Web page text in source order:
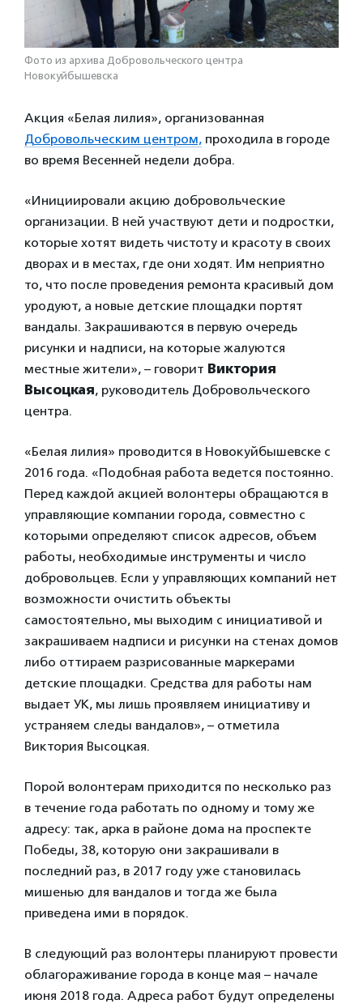
Фото из архива Добровольческого центра
Новокуйбышевска
Акция «Белая лилия», организованная
Добровольческим центром, проходила в городе
во время Весенней недели добра.
«Инициировали акцию добровольческие
организации. В ней участвуют дети и подростки,
которые хотят видеть чистоту и красоту в своих
дворах и в местах, где они ходят. Им неприятно
то, что после проведения ремонта красивый дом
уродуют, а новые детские площадки портят
вандалы. Закрашиваются в первую очередь
рисунки и надписи, на которые жалуются
местные жители», – говорит Виктория
Высоцкая, руководитель Добровольческого
центра.
«Белая лилия» проводится в Новокуйбышевске с
2016 года. «Подобная работа ведется постоянно.
Перед каждой акцией волонтеры обращаются в
управляющие компании города, совместно с
которыми определяют список адресов, объем
работы, необходимые инструменты и число
добровольцев. Если у управляющих компаний нет
возможности очистить объекты
самостоятельно, мы выходим с инициативой и
закрашиваем надписи и рисунки на стенах домов
либо оттираем разрисованные маркерами
детские площадки. Средства для работы нам
выдает УК, мы лишь проявляем инициативу и
устраняем следы вандалов», – отметила
Виктория Высоцкая.
Порой волонтерам приходится по несколько раз
в течение года работать по одному и тому же
адресу: так, арка в районе дома на проспекте
Победы, 38, которую они закрашивали в
последний раз, в 2017 году уже становилась
мишенью для вандалов и тогда же была
приведена ими в порядок.
В следующий раз волонтеры планируют провести
облагораживание города в конце мая – начале
июня 2018 года. Адреса работ будут определены